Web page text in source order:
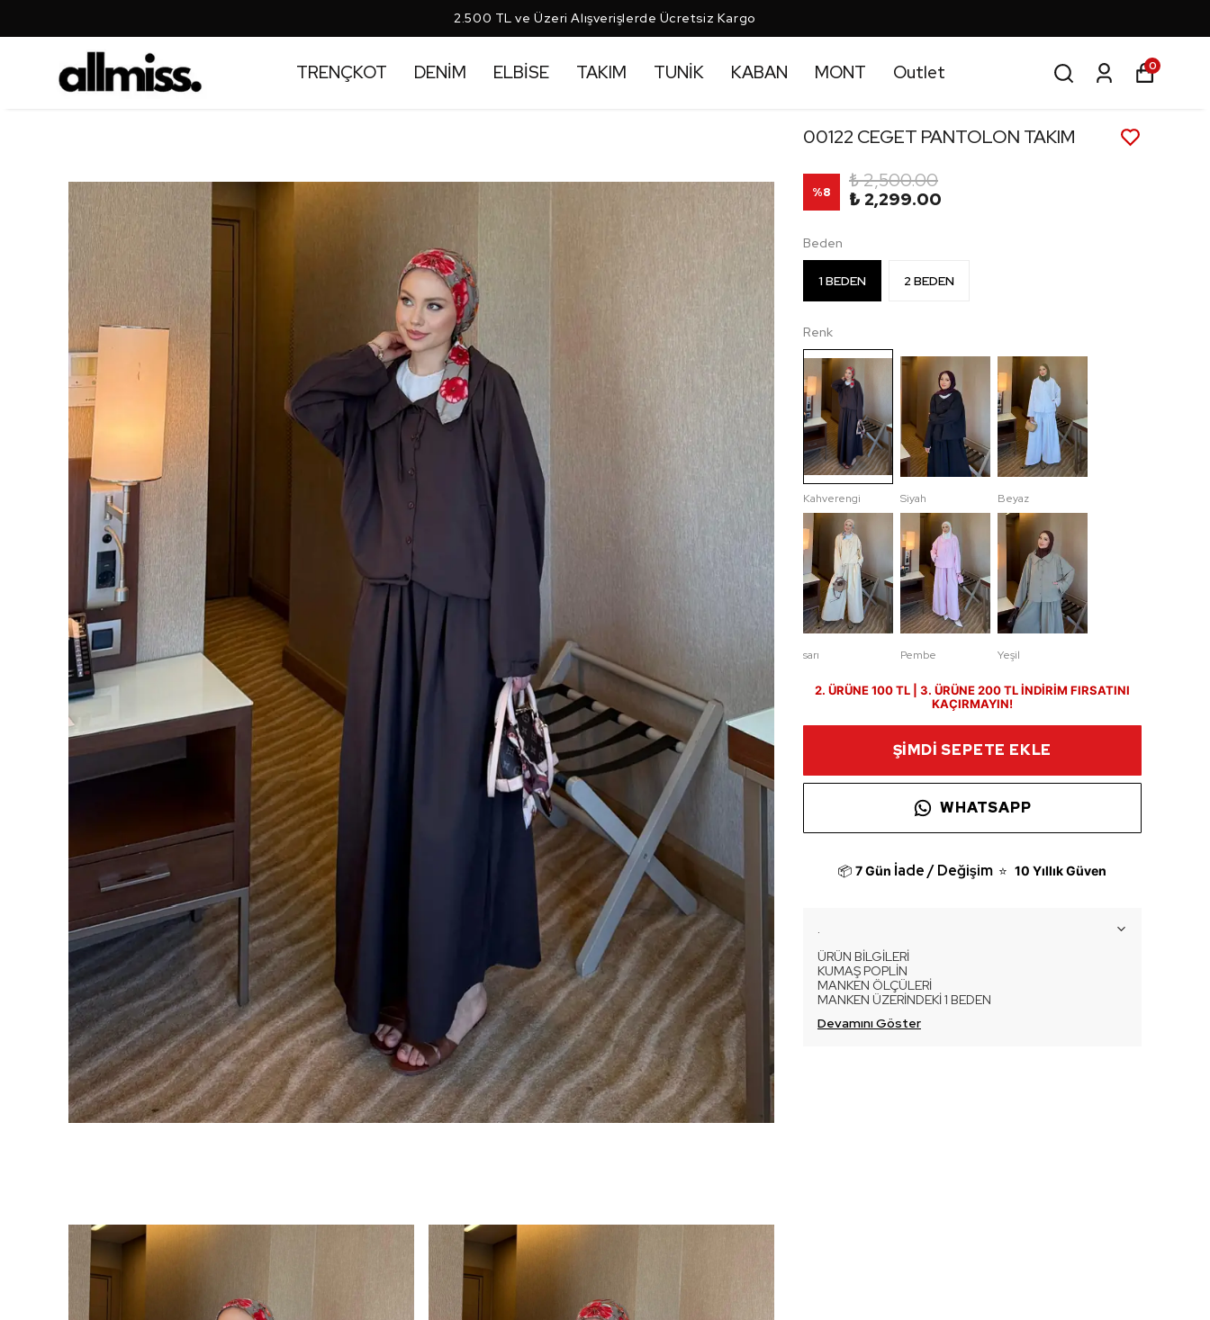
2.500 TL ve Üzeri Alışverişlerde Ücretsiz Kargo
TRENÇKOT DENİM ELBİSE TAKIM TUNİK KABAN MONT Outlet 0
00122 CEGET PANTOLON TAKIM
%8
₺ 2,500.00
₺ 2,299.00
Beden
1 BEDEN 2 BEDEN
Renk
Kahverengi Siyah Beyaz
sarı Pembe Yeşil
2. ÜRÜNE 100 TL | 3. ÜRÜNE 200 TL İNDİRİM FIRSATINI
KAÇIRMAYIN!
ŞİMDİ SEPETE EKLE
WHATSAPP
📦 7 Gün İade / Değişim ⭐ 10 Yıllık Güven
.
ÜRÜN BİLGİLERİ
KUMAŞ POPLİN
MANKEN ÖLÇÜLERİ
MANKEN ÜZERİNDEKİ 1 BEDEN
Devamını Göster